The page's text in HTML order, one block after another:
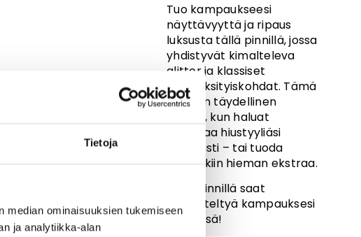
Tietoja
median ominaisuuksien tukemiseen
ja analytiikka-alan
Tuo kampaukseesi
näyttävyyttä ja ripaus
luksusta tällä pinnillä, jossa
yhdistyvät kimalteleva
glitter ja klassiset
helmiyksityiskohdat. Tämä
pinni on täydellinen
valinta, kun haluat
korostaa hiustyyliäsi
juhlavasti – tai tuoda
arkilookiin hieman ekstraa.
Tällä pinnillä saat
viimeisteltyä kampauksesi
hetkessä!